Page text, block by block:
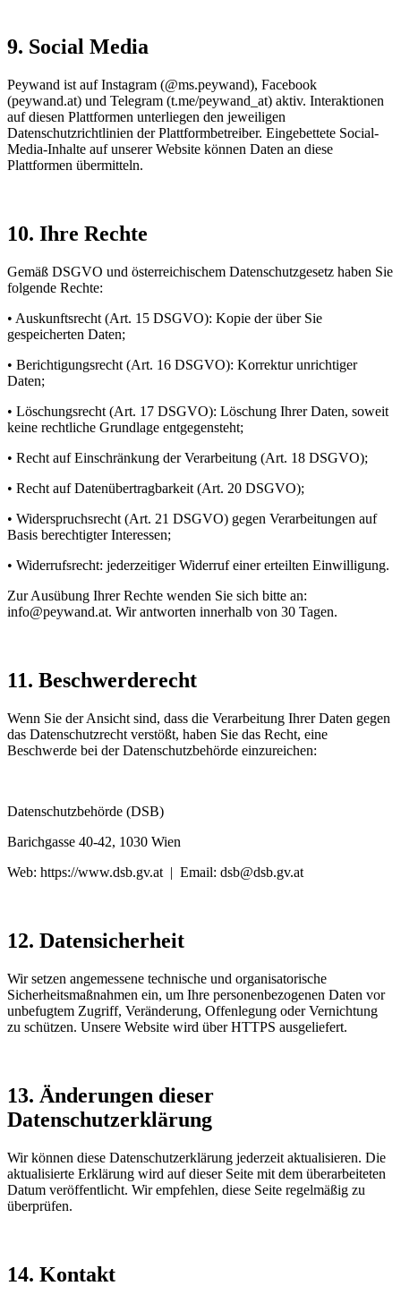
9. Social Media
Peywand ist auf Instagram (@ms.peywand), Facebook
(peywand.at) und Telegram (t.me/peywand_at) aktiv. Interaktionen
auf diesen Plattformen unterliegen den jeweiligen
Datenschutzrichtlinien der Plattformbetreiber. Eingebettete Social-
Media-Inhalte auf unserer Website können Daten an diese
Plattformen übermitteln.
10. Ihre Rechte
Gemäß DSGVO und österreichischem Datenschutzgesetz haben Sie
folgende Rechte:
• Auskunftsrecht (Art. 15 DSGVO): Kopie der über Sie
gespeicherten Daten;
• Berichtigungsrecht (Art. 16 DSGVO): Korrektur unrichtiger
Daten;
• Löschungsrecht (Art. 17 DSGVO): Löschung Ihrer Daten, soweit
keine rechtliche Grundlage entgegensteht;
• Recht auf Einschränkung der Verarbeitung (Art. 18 DSGVO);
• Recht auf Datenübertragbarkeit (Art. 20 DSGVO);
• Widerspruchsrecht (Art. 21 DSGVO) gegen Verarbeitungen auf
Basis berechtigter Interessen;
• Widerrufsrecht: jederzeitiger Widerruf einer erteilten Einwilligung.
Zur Ausübung Ihrer Rechte wenden Sie sich bitte an:
info@peywand.at. Wir antworten innerhalb von 30 Tagen.
11. Beschwerderecht
Wenn Sie der Ansicht sind, dass die Verarbeitung Ihrer Daten gegen
das Datenschutzrecht verstößt, haben Sie das Recht, eine
Beschwerde bei der Datenschutzbehörde einzureichen:
Datenschutzbehörde (DSB)
Barichgasse 40-42, 1030 Wien
Web: https://www.dsb.gv.at | Email: dsb@dsb.gv.at
12. Datensicherheit
Wir setzen angemessene technische und organisatorische
Sicherheitsmaßnahmen ein, um Ihre personenbezogenen Daten vor
unbefugtem Zugriff, Veränderung, Offenlegung oder Vernichtung
zu schützen. Unsere Website wird über HTTPS ausgeliefert.
13. Änderungen dieser
Datenschutzerklärung
Wir können diese Datenschutzerklärung jederzeit aktualisieren. Die
aktualisierte Erklärung wird auf dieser Seite mit dem überarbeiteten
Datum veröffentlicht. Wir empfehlen, diese Seite regelmäßig zu
überprüfen.
14. Kontakt